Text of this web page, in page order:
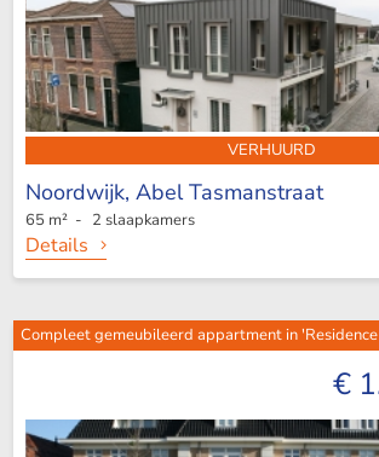
VERHUURD
Noordwijk, Abel Tasmanstraat
65 m² - 2 slaapkamers
Details
Compleet gemeubileerd appartment in 'Residence
€